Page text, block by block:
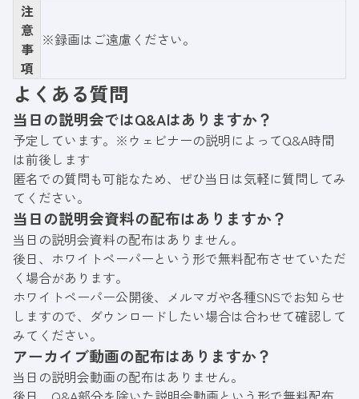
注
意
事
項
※録画はご遠慮ください。
よくある質問
当日の説明会ではQ&Aはありますか？
予定しています。※ウェビナーの説明によってQ&A時間
は前後します
匿名での質問も可能なため、ぜひ当日は気軽に質問してみ
てください。
当日の説明会資料の配布はありますか？
当日の説明会資料の配布はありません。
後日、ホワイトペーパーという形で無料配布させていただ
く場合があります。
ホワイトペーパー公開後、メルマガや各種SNSでお知らせ
しますので、ダウンロードしたい場合は合わせて確認して
みてください。
アーカイブ動画の配布はありますか？
当日の説明会動画の配布はありません。